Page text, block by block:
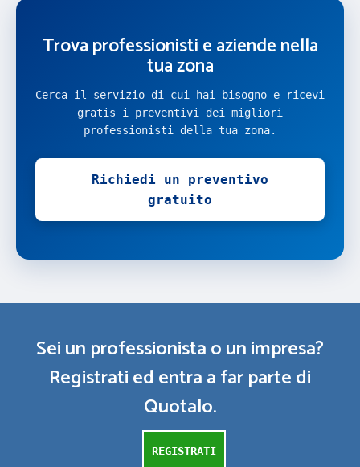
Trova professionisti e aziende nella
tua zona
Cerca il servizio di cui hai bisogno e ricevi
gratis i preventivi dei migliori
professionisti della tua zona.
Richiedi un preventivo
gratuito
Sei un professionista o un impresa?
Registrati ed entra a far parte di
Quotalo.
REGISTRATI